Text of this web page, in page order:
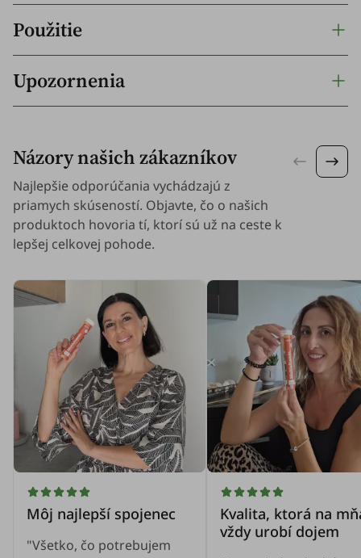
Použitie
Upozornenia
Názory našich zákazníkov
Najlepšie odporúčania vychádzajú z
priamych skúseností. Objavte, čo o našich
produktoch hovoria tí, ktorí sú už na ceste k
lepšej celkovej pohode.
Môj najlepší spojenec
"Všetko, čo potrebujem
Kvalita, ktorá na
vždy urobí dojem